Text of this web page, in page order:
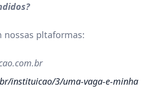
nossas pltaformas:
instituicao/3/uma-vaga-e-minha